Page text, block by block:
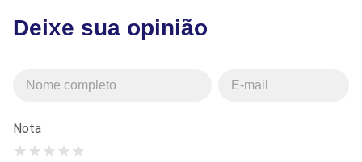
Deixe sua opinião
Nota
★
★
★
★
★